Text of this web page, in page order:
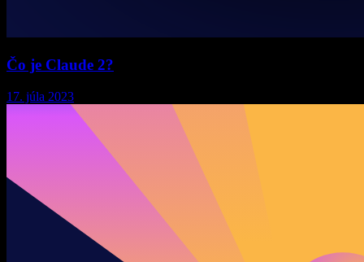
Čo je Claude 2?
17. júla 2023